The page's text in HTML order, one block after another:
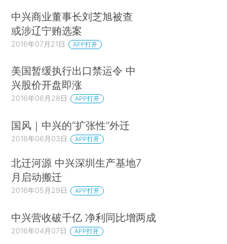
中兴商业董事长刘芝旭被查
或涉辽宁贿选案
2016年07月21日 APP打开
美国暂缓执行出口禁运令 中
兴股价开盘即涨
2016年06月28日 APP打开
国风｜中兴的“扩张性”外迁
2016年06月03日 APP打开
北迁河源 中兴深圳生产基地7
月启动搬迁
2016年05月29日 APP打开
中兴营收破千亿 净利同比增两成
2016年04月07日 APP打开